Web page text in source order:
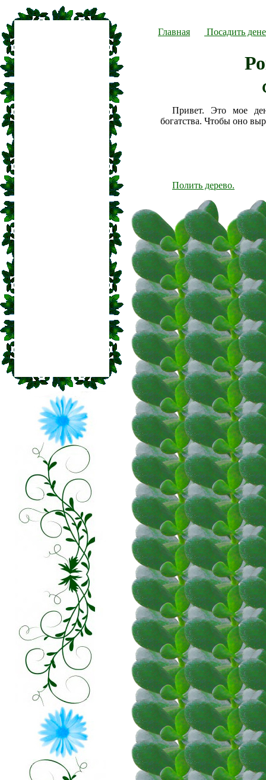
Главная Посадить
Привет. Это мое
богатства. Чтобы оно
Полить дерево.